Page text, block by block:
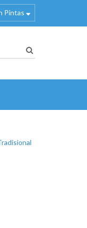
Pintas